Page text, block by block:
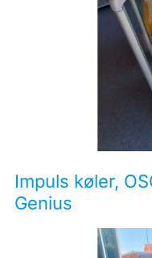
Impuls køler,
Genius